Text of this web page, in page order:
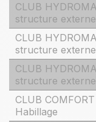
CLUB
structure externe
CLUB
structure externe
CLUB
structure externe
CLUB
Habillage